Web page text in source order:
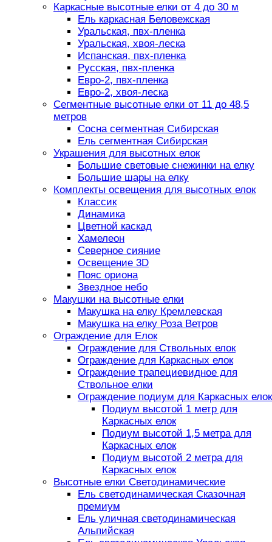
Каркасные высотные елки от 4 до 30 м
Ель каркасная Беловежская
Уральская, пвх-пленка
Уральская, хвоя-леска
Испанская, пвх-пленка
Русская, пвх-пленка
Евро-2, пвх-пленка
Евро-2, хвоя-леска
Сегментные высотные елки от 11 до 48,5
метров
Сосна сегментная Сибирская
Ель сегментная Сибирская
Украшения для высотных елок
Большие световые снежинки на елку
Большие шары на елку
Комплекты освещения для высотных елок
Классик
Динамика
Цветной каскад
Хамелеон
Северное сияние
Освещение 3D
Пояс ориона
Звездное небо
Макушки на высотные елки
Макушка на елку Кремлевская
Макушка на елку Роза Ветров
Ограждение для Елок
Ограждение для Ствольных елок
Ограждение для Каркасных елок
Ограждение трапециевидное для
Ствольное елки
Ограждение подиум для Каркасных елок
Подиум высотой 1 метр для
Каркасных елок
Подиум высотой 1,5 метра для
Каркасных елок
Подиум высотой 2 метра для
Каркасных елок
Высотные елки Светодинамические
Ель светодинамическая Сказочная
премиум
Ель уличная светодинамическая
Альпийская